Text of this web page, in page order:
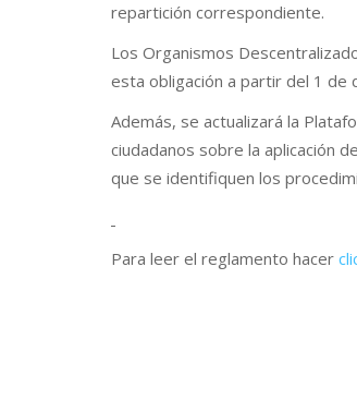
repartición correspondiente.
Los Organismos
esta obligación a partir del 1 de
Además, se actualizará la
ciudadanos sobre la aplicación
que se identifiquen los
Para leer el reglamento hacer